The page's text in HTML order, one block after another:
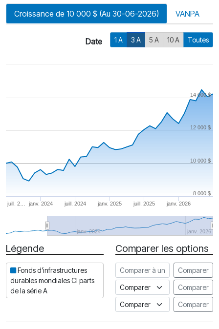
Croissance de 10 000 $ (Au 30-06-2026) VANPA
Date 1 A 3 A 5 A 10 A Toutes
janv. 2024 janv. 2025 janv. 2026
juill. 2… juill. 2024 juill. 2025
janv. 2024 janv. 2026
10 000 $
12 000 $
14 000 $
8 000 $
Date
Légende
Fonds d’infrastructures
durables mondiales CI parts
de la série A
Comparer les options
Comparer à un autre fonds
Comparer
Comparer à un indiceComparer
Comparer à un Indice de
Comparer